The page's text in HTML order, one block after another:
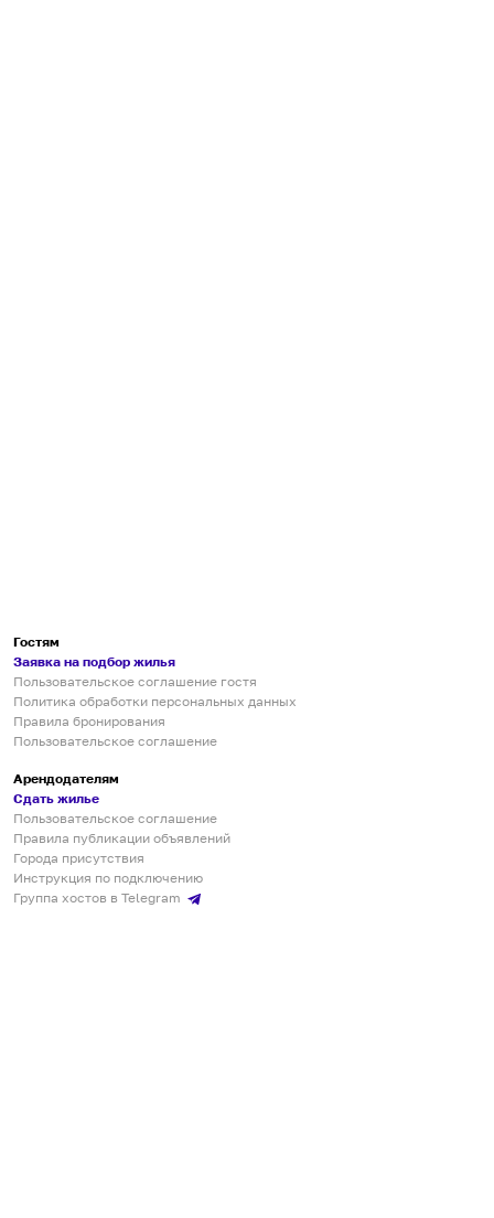
Гостям
Заявка на подбор жилья
Пользовательское соглашение гостя
Политика обработки персональных данных
Правила бронирования
Пользовательское соглашение
Арендодателям
Сдать жилье
Пользовательское соглашение
Правила публикации объявлений
Города присутствия
Инструкция по подключению
Группа хостов в Telegram